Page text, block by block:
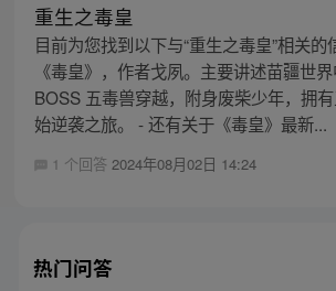
重生之毒皇
目前为您找到以下与“重生之毒皇”相关的
《毒皇》，作者戈夙。主要讲述苗疆世
BOSS 五毒兽穿越，附身废柴少年，拥
始逆袭之旅。 - 还有关于《毒皇》最新...
1 个回答 2024年08月02日 14:24
热门问答